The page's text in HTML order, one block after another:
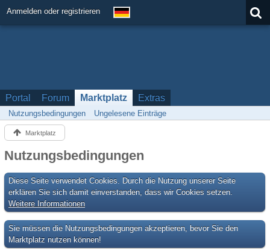
Anmelden oder registrieren
Portal Forum Marktplatz Extras
Nutzungsbedingungen Ungelesene Einträge
Marktplatz
Nutzungsbedingungen
Diese Seite verwendet Cookies. Durch die Nutzung unserer Seite
erklären Sie sich damit einverstanden, dass wir Cookies setzen.
Weitere Informationen
Sie müssen die Nutzungsbedingungen akzeptieren, bevor Sie den
Marktplatz nutzen können!